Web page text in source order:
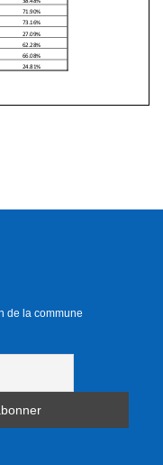
de la commune